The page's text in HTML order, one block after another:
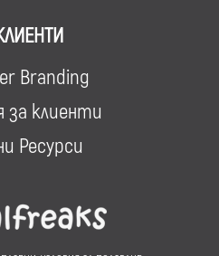
Branding
за клиенти
Ресурси